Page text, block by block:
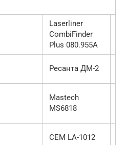
Laserliner
CombiFinder
Plus 080.955A
Ресанта ДМ-2
Mastech
MS6818
CEM LA-1012